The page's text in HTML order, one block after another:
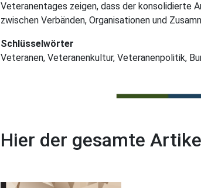
Veteranentages zeigen, dass der konsolidierte
zwischen Verbänden, Organisationen und
Schlüsselwörter
Veteranen, Veteranenkultur, Veteranenpolitik,
Hier der gesamte